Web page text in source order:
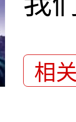
相关